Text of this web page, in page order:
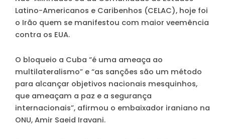
Latino-Americanos e Caribenhos (CELAC), hoje foi
o Irão quem se manifestou com maior veemência
contra os EUA.
O bloqueio a Cuba “é uma ameaça ao
multilateralismo” e “as sanções são um método
para alcançar objetivos nacionais mesquinhos,
que ameaçam a paz e a segurança
internacionais”, afirmou o embaixador iraniano na
ONU, Amir Saeid Iravani.